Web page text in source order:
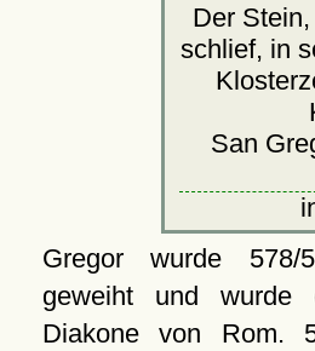
Der
schlief, in
San
Gregor wurde 578/
geweiht und wurde
Diakone von Rom.